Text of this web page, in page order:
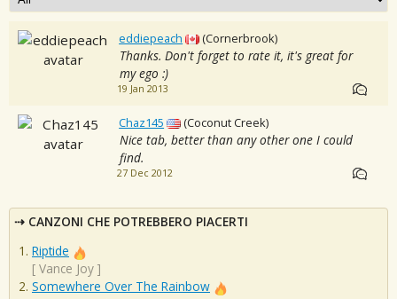
eddiepeach (Cornerbrook)
Thanks. Don't forget to rate it, it's great for
my ego :)
19 Jan 2013
Chaz145 (Coconut Creek)
Nice tab, better than any other one I could
find.
27 Dec 2012
CANZONI CHE POTREBBERO PIACERTI
Riptide
[ Vance Joy ]
Somewhere Over The Rainbow